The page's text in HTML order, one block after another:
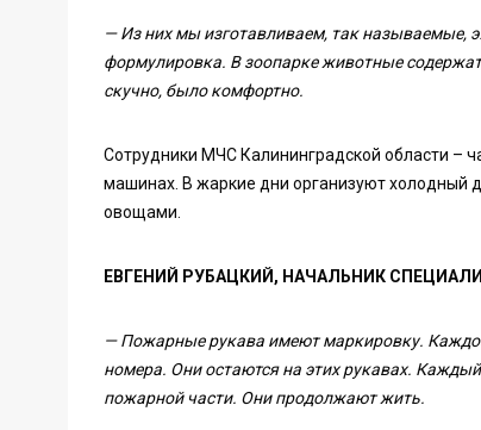
— Из них мы изготавливаем, так называемые,
формулировка. В зоопарке животные
скучно, было комфортно.
Сотрудники МЧС Калининградской области –
машинах. В жаркие дни организуют холодный
овощами.
ЕВГЕНИЙ РУБАЦКИЙ, НАЧАЛЬНИК
— Пожарные рукава имеют маркировку.
номера. Они остаются на этих рукавах. Каждый
пожарной части. Они продолжают жить.